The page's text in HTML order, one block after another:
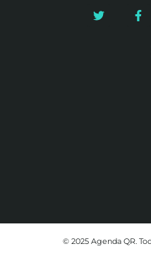
© 2025 Agenda QR.